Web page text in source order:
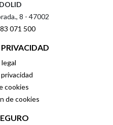
8 - 47002
071 500
cookies
de cookies